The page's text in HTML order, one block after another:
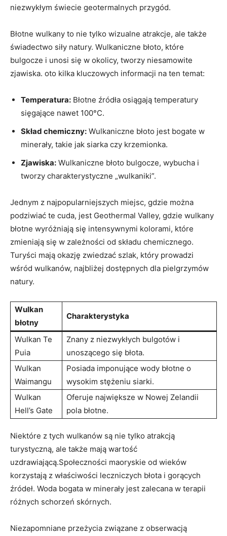
niezwykłym świecie geotermalnych przygód.
Błotne wulkany to nie tylko wizualne atrakcje, ale także
świadectwo siły natury. Wulkaniczne błoto, które
bulgocze i unosi się w okolicy, tworzy niesamowite
zjawiska. oto kilka kluczowych informacji na ten temat:
Temperatura: Błotne źródła osiągają temperatury
sięgające nawet 100°C.
Skład chemiczny: Wulkaniczne błoto jest bogate w
minerały, takie jak siarka czy krzemionka.
Zjawiska: Wulkaniczne błoto bulgocze, wybucha i
tworzy charakterystyczne „wulkaniki”.
Jednym z najpopularniejszych miejsc, gdzie można
podziwiać te cuda, jest Geothermal Valley, gdzie wulkany
błotne wyróżniają się intensywnymi kolorami, które
zmieniają się w zależności od składu chemicznego.
Turyści mają okazję zwiedzać szlak, który prowadzi
wśród wulkanów, najbliżej dostępnych dla pielgrzymów
natury.
Wulkan
błotny
Charakterystyka
Wulkan Te
Puia
Znany z niezwykłych bulgotów i
unoszącego się błota.
Wulkan
Waimangu
Posiada imponujące wody błotne o
wysokim stężeniu siarki.
Wulkan
Hell’s Gate
Oferuje największe w Nowej Zelandii
pola błotne.
Niektóre z tych wulkanów są nie tylko atrakcją
turystyczną, ale także mają wartość
uzdrawiającą.Społeczności maoryskie od wieków
korzystają z właściwości leczniczych błota i gorących
źródeł. Woda bogata w minerały jest zalecana w terapii
różnych schorzeń skórnych.
Niezapomniane przeżycia związane z obserwacją